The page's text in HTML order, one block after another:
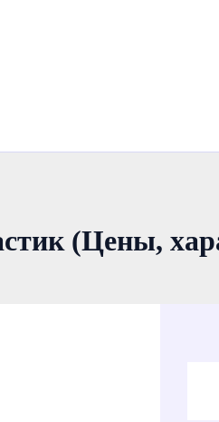
(Цены,